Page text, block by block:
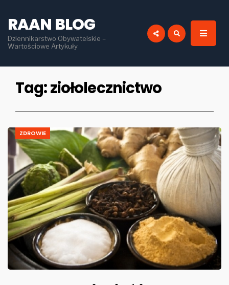
RAAN BLOG
Dziennikarstwo Obywatelskie –
Wartościowe Artykuły
Tag:ziołolecznictwo
ZDROWIE